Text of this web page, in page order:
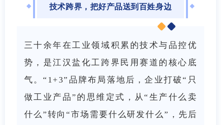
技术跨界，把好产品送到百姓身边
三十余年在工业领域积累的技术与品控优
势，是江汉盐化工跨界民用赛道的核心底
气。“1+3”品牌布局落地后，企业打破“只
做工业产品”的思维定式，从“生产什么卖
什么”转向“市场需要什么研发什么”，先后